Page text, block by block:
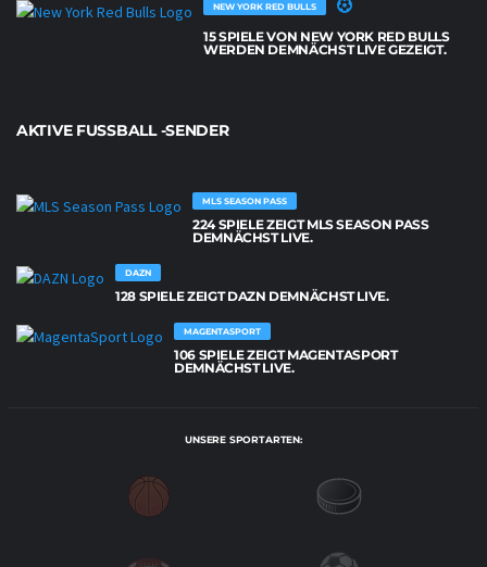
NEW YORK RED BULLS
15 SPIELE VON NEW YORK RED BULLS
WERDEN DEMNÄCHST LIVE GEZEIGT.
AKTIVE FUSSBALL -SENDER
MLS SEASON PASS
224 SPIELE ZEIGT MLS SEASON PASS
DEMNÄCHST LIVE.
DAZN
128 SPIELE ZEIGT DAZN DEMNÄCHST LIVE.
MAGENTASPORT
106 SPIELE ZEIGT MAGENTASPORT
DEMNÄCHST LIVE.
UNSERE SPORTARTEN: